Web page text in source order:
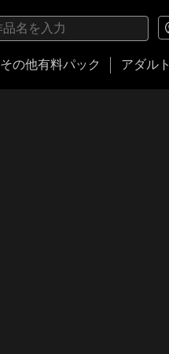
その他有料パック アダルト